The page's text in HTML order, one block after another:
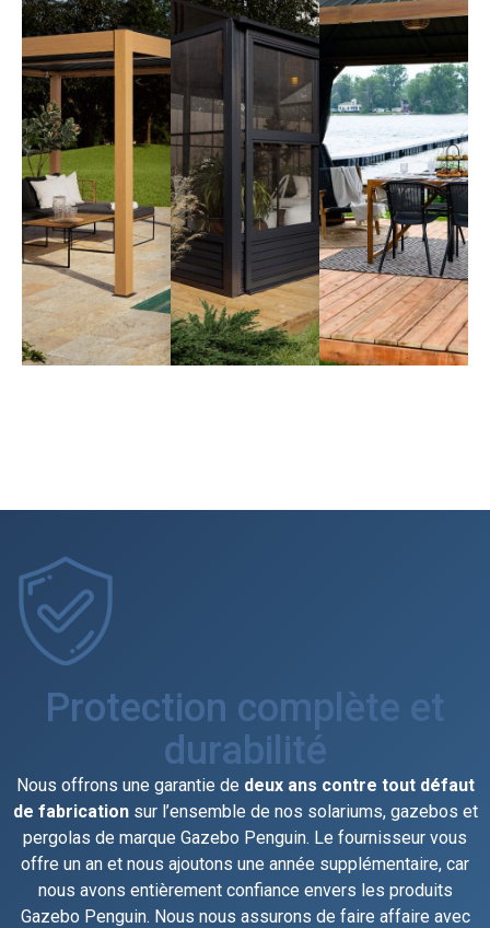
Protection complète et
durabilité
Nous offrons une garantie de deux ans contre tout défaut
de fabricationsur l’ensemble de nos solariums, gazebos et
pergolas de marque Gazebo Penguin. Le fournisseur vous
offre un an et nous ajoutons une année supplémentaire, car
nous avons entièrement confiance envers les produits
Gazebo Penguin. Nous nous assurons de faire affaire avec